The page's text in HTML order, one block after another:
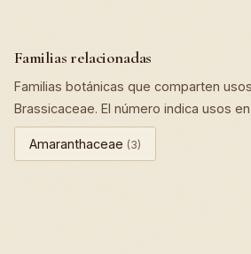
Familias relacionadas
Familias botánicas que comparten
Brassicaceae. El número indica usos
Amaranthaceae (3)